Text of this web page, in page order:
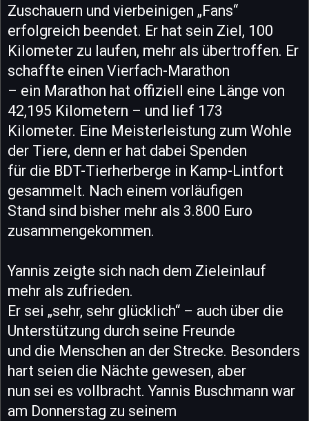
Zuschauern und vierbeinigen „Fans“
erfolgreich beendet. Er hat sein Ziel, 100
Kilometer zu laufen, mehr als übertroffen. Er
schaffte einen Vierfach-Marathon
– ein Marathon hat offiziell eine Länge von
42,195 Kilometern – und lief 173
Kilometer. Eine Meisterleistung zum Wohle
der Tiere, denn er hat dabei Spenden
für die BDT-Tierherberge in Kamp-Lintfort
gesammelt. Nach einem vorläufigen
Stand sind bisher mehr als 3.800 Euro
zusammengekommen.
Yannis zeigte sich nach dem Zieleinlauf
mehr als zufrieden.
Er sei „sehr, sehr glücklich“ – auch über die
Unterstützung durch seine Freunde
und die Menschen an der Strecke. Besonders
hart seien die Nächte gewesen, aber
nun sei es vollbracht. Yannis Buschmann war
am Donnerstag zu seinem